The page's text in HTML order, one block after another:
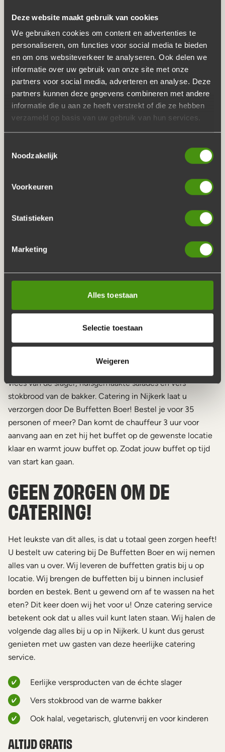
Deze website maakt gebruik van cookies
We gebruiken cookies om content en advertenties te
personaliseren, om functies voor social media te bieden
en om ons websiteverkeer te analyseren. Ook delen we
informatie over uw gebruik van onze site met onze
partners voor social media, adverteren en analyse. Deze
partners kunnen deze gegevens combineren met andere
informatie die u aan ze heeft verstrekt of die ze hebben
verzameld op basis van uw gebruik van hun services.
Noodzakelijk
Voorkeuren
Statistieken
Marketing
Alles toestaan
Selectie toestaan
Weigeren
JOUW LOCATIE
Wilt u gebruik maken van catering in Nijkerk? De catering
service van De Buffetten Boer ontzorgt u van A tot Z. Wij
regelen maar al te graag uw catering in Nijkerk. Onze
buffetten zijn van ambachtelijke kwaliteit en worden
geleverd voor een lage prijs! Catering met De Buffetten
Boer betekent:
Heerlijk geselecteerd vlees van de slager
Verse huisgemaakte salades
Geen afwas, die doen wij!
LAAT UW CATERING IN
Buffetten Boer. U heeft de keuze uit maar liefst 8
verschillende soorten buffetten. Wij houden in onze
Uw catering wordt dus op maat geleverd zodat uw gasten
alleen het beste krijgen!
vlees van de slager, huisgemaakte salades en vers
stokbrood van de bakker. Catering in Nijkerk laat u
verzorgen door De Buffetten Boer! Bestel je voor 35
personen of meer? Dan komt de chauffeur 3 uur voor
aanvang aan en zet hij het buffet op de gewenste locatie
klaar en warmt jouw buffet op. Zodat jouw buffet op tijd
van start kan gaan.
GEEN ZORGEN OM DE
CATERING!
Het leukste van dit alles, is dat u totaal geen zorgen heeft!
U bestelt uw catering bij De Buffetten Boer en wij nemen
alles van u over. Wij leveren de buffetten gratis bij u op
locatie. Wij brengen de buffetten bij u binnen inclusief
borden en bestek. Bent u gewend om af te wassen na het
eten? Dit keer doen wij het voor u! Onze catering service
betekent ook dat u alles vuil kunt laten staan. Wij halen de
volgende dag alles bij u op in Nijkerk. U kunt dus gerust
genieten met uw gasten van deze heerlijke catering
service.
Eerlijke versproducten van de échte slager
Vers stokbrood van de warme bakker
Ook halal, vegetarisch, glutenvrij en voor kinderen
ALTIJD GRATIS